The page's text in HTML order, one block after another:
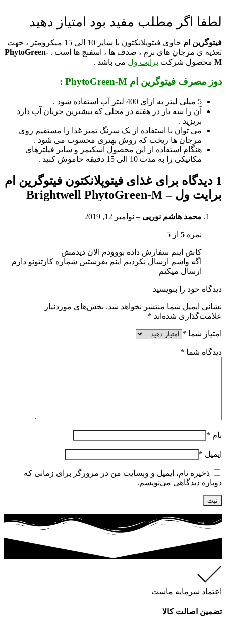
لطفا اگر مطلب مفید بود امتیاز دهید
فیتوگرین ام
حاوی فیتوپلانکتون با سایز 10 الی 15 میکرومتر ، جهت
تغذیه ی مرجان های نرم ، صدف ها ، اسفنج ها است . PhytoGreen-
M محصول شرکت برایت ول می باشد .
دوز مصرف فیتوگرین ام PhytoGreen-M :
5 میلی لیتر به ازای 400 لیتر آب استفاده شود .
آن را سه بار در هفته در محلی که بیشترین جریان آب دارد
بریزید .
می توان با استفاده از یک سرنگ تمیز غذا را مستقیم روی
مرجان ها ریخت که روش بهتری محسوب می شود .
هنگام استفاده از این محصول اسکیمر و سایر فیلترهای
مکانیکی را به مدت 10 الی 15 دقیقه خاموش کنید .
1 دیدگاه برای
غذای فیتوپلانکتون فیتوگرین ام
برایت ول – Brightwell PhytoGreen-M
محمد هاشم نوریی – نوامبر 12, 2019
نمره 5 از 5
کاش اینم سفارش داده بووودم الان دیدمش
اگه واسم ارسال نکردیم اینم بفرستین شماره کارتتونو دارم
ارسال میکنم
دیدگاه خود را بنویسید
نشانی ایمیل شما منتشر نخواهد شد. بخش‌های موردنیاز
علامت‌گذاری شده‌اند *
امتیاز شما *
دیدگاه شما *
نام *
ایمیل *
ذخیره نام، ایمیل و وبسایت من در مرورگر برای زمانی که
دوباره دیدگاهی می‌نویسم.
اعتماد سرمایه ماست
تضمین اصالت کالا